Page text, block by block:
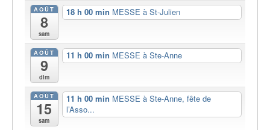
AOÛT
8
sam
18 h 00 min MESSE à St-Julien
AOÛT
9
dim
11 h 00 min MESSE à Ste-Anne
AOÛT
15
sam
11 h 00 min MESSE à Ste-Anne, fête de
l’Asso...